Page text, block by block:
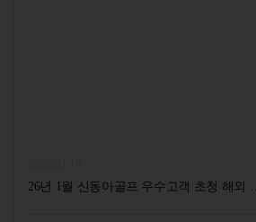
26년 1월 신동아골프 우수고객 초청 해외 …